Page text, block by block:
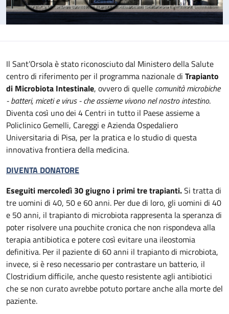
Il Sant’Orsola è stato riconosciuto dal Ministero della Salute
centro di riferimento per il programma nazionale di Trapianto
di Microbiota Intestinale, ovvero di quelle comunità microbiche
- batteri, miceti e virus - che assieme vivono nel nostro intestino.
Diventa così uno dei 4 Centri in tutto il Paese assieme a
Policlinico Gemelli, Careggi e Azienda Ospedaliero
Universitaria di Pisa, per la pratica e lo studio di questa
innovativa frontiera della medicina.
DIVENTA DONATORE
Eseguiti mercoledì 30 giugno i primi tre trapianti.Si tratta di
tre uomini di 40, 50 e 60 anni. Per due di loro, gli uomini di 40
e 50 anni, il trapianto di microbiota rappresenta la speranza di
poter risolvere una pouchite cronica che non rispondeva alla
terapia antibiotica e potere così evitare una ileostomia
definitiva. Per il paziente di 60 anni il trapianto di microbiota,
invece, si è reso necessario per contrastare un batterio, il
Clostridium difficile, anche questo resistente agli antibiotici
che se non curato avrebbe potuto portare anche alla morte del
paziente.